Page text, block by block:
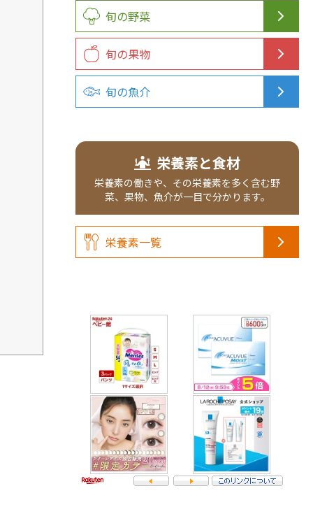
旬の野菜
旬の果物
旬の魚介
栄養素と食材
栄養素の働きや、その栄養素を多く含む野
菜、果物、魚介が一目で分かります。
栄養素一覧